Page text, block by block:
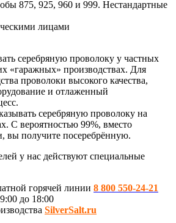
875, 925, 960 и 999. Нестандартные
лицами
серебряную проволоку у частных
«гаражных» производствах. Для
проволоки высокого качества,
и отлаженный
серебряную проволоку на
С вероятностью 99%, вместо
вы получите посеребрённую.
у нас действуют специальные
горячей линии 8 800 550-24-21
до 18:00
SilverSalt.ru